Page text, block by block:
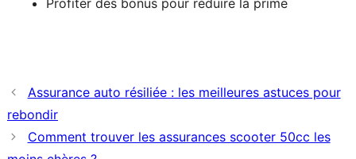
Assurance auto résiliée : les meilleures astuces pour
rebondir
Comment trouver les assurances scooter 50cc les